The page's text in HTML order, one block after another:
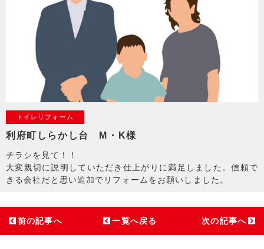
トイレリフォーム
利府町しらかし台 M・K様
チラシを見て！！
大変親切に説明していただき仕上がりに満足しました。信頼で
きる会社だと思い追加でリフォームをお願いしました。
前の記事へ 一覧へ戻る 次の記事へ